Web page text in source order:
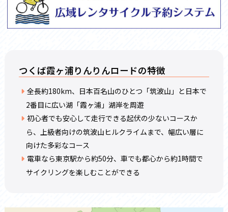
つくば霞ヶ浦りんりんロードの特徴
全長約180km、日本百名山のひとつ「筑波山」と日本で
2番目に広い湖「霞ヶ浦」湖岸を周遊
初心者でも安心して走行できる起伏の少ないコースか
ら、上級者向けの筑波山ヒルクライムまで、幅広い層に
向けた多彩なコース
電車なら東京駅から約50分、車でも都心から約1時間で
サイクリングを楽しむことができる